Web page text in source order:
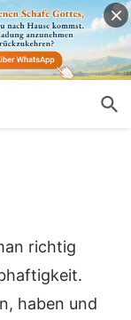
richtig
haben und